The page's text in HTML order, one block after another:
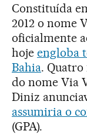
Constituída
2012 o nome
oficialmente
hoje engloba
Bahia. Quatro
do nome Via
Diniz
assumiria o
(GPA).